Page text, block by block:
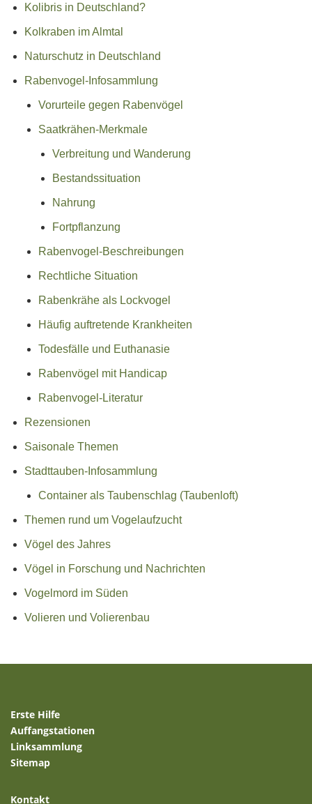
Kolibris in Deutschland?
Kolkraben im Almtal
Naturschutz in Deutschland
Rabenvogel-Infosammlung
Vorurteile gegen Rabenvögel
Saatkrähen-Merkmale
Verbreitung und Wanderung
Bestandssituation
Nahrung
Fortpflanzung
Rabenvogel-Beschreibungen
Rechtliche Situation
Rabenkrähe als Lockvogel
Häufig auftretende Krankheiten
Todesfälle und Euthanasie
Rabenvögel mit Handicap
Rabenvogel-Literatur
Rezensionen
Saisonale Themen
Stadttauben-Infosammlung
Container als Taubenschlag (Taubenloft)
Themen rund um Vogelaufzucht
Vögel des Jahres
Vögel in Forschung und Nachrichten
Vogelmord im Süden
Volieren und Volierenbau
Erste Hilfe
Auffangstationen
Linksammlung
Sitemap
Kontakt